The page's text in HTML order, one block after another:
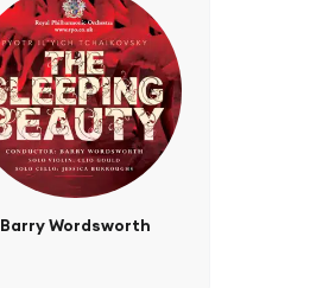
Barry Wordsworth